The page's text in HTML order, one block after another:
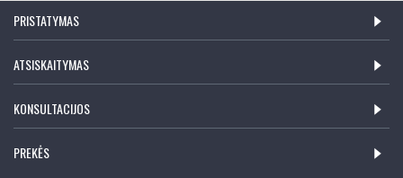
PRISTATYMAS
ATSISKAITYMAS
KONSULTACIJOS
PREKĖS